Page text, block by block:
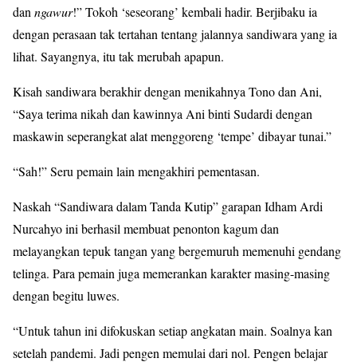
dan ngawur!” Tokoh ‘seseorang’ kembali hadir. Berjibaku ia
dengan perasaan tak tertahan tentang jalannya sandiwara yang ia
lihat. Sayangnya, itu tak merubah apapun.
Kisah sandiwara berakhir dengan menikahnya Tono dan Ani,
“Saya terima nikah dan kawinnya Ani binti Sudardi dengan
maskawin seperangkat alat menggoreng ‘tempe’ dibayar tunai.”
“Sah!” Seru pemain lain mengakhiri pementasan.
Naskah “Sandiwara dalam Tanda Kutip” garapan Idham Ardi
Nurcahyo ini berhasil membuat penonton kagum dan
melayangkan tepuk tangan yang bergemuruh memenuhi gendang
telinga. Para pemain juga memerankan karakter masing-masing
dengan begitu luwes.
“Untuk tahun ini difokuskan setiap angkatan main. Soalnya kan
setelah pandemi. Jadi pengen memulai dari nol. Pengen belajar